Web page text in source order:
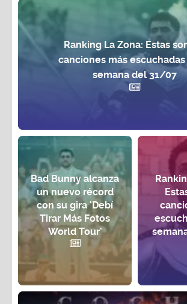
Ranking La Zona: Estas
canciones más
semana del 31/07
Bad Bunny alcanza
un nuevo récord
con su gira 'Debí
Tirar Más Fotos
World Tour'